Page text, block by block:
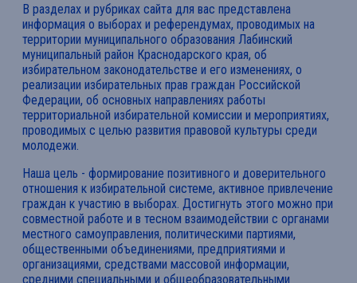
В разделах и рубриках сайта для вас представлена
информация о выборах и референдумах, проводимых на
территории муниципального образования Лабинский
муниципальный район Краснодарского края, об
избирательном законодательстве и его изменениях, о
реализации избирательных прав граждан Российской
Федерации, об основных направлениях работы
территориальной избирательной комиссии и мероприятиях,
проводимых с целью развития правовой культуры среди
молодежи.
Наша цель - формирование позитивного и доверительного
отношения к избирательной системе, активное привлечение
граждан к участию в выборах. Достигнуть этого можно при
совместной работе и в тесном взаимодействии с органами
местного самоуправления, политическими партиями,
общественными объединениями, предприятиями и
организациями, средствами массовой информации,
средними специальными и общеобразовательными